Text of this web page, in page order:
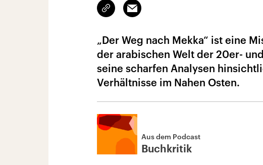
Link
kopieren/teilen
Email
„Der Weg nach Mekka“ ist eine
der arabischen Welt der 20er-
seine scharfen Analysen
Verhältnisse im Nahen Osten.
Aus dem Podcast
Buchkritik